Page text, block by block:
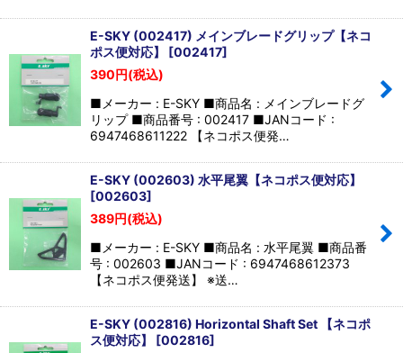
E-SKY (002417) メインブレードグリップ【ネコ
ポス便対応】 [002417]
390円(税込)
■メーカー : E-SKY ■商品名 : メインブレードグ
リップ ■商品番号 : 002417 ■JANコード :
6947468611222 【ネコポス便発…
E-SKY (002603) 水平尾翼【ネコポス便対応】
[002603]
389円(税込)
■メーカー : E-SKY ■商品名 : 水平尾翼 ■商品番
号 : 002603 ■JANコード : 6947468612373
【ネコポス便発送】 ※送…
E-SKY (002816) HorizontaI Shaft Set 【ネコポ
ス便対応】 [002816]